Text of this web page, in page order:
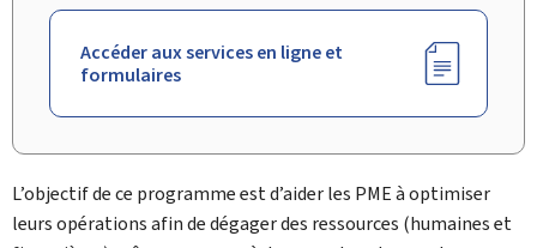
Accéder aux services en ligne et
formulaires
L’objectif de ce programme est d’aider les PME à optimiser
leurs opérations afin de dégager des ressources (humaines et